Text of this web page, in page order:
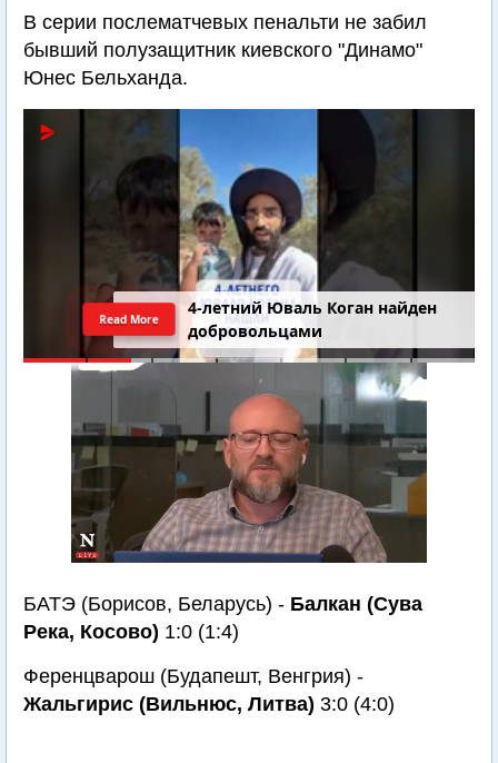
В серии послематчевых пенальти не забил
бывший полузащитник киевского "Динамо"
Юнес Бельханда.
4-летний Юваль Коган найден
добровольцами
Read More
БАТЭ (Борисов, Беларусь) - Балкан (Сува
Река, Косово) 1:0 (1:4)
Ференцварош (Будапешт, Венгрия) -
Жальгирис (Вильнюс, Литва) 3:0 (4:0)